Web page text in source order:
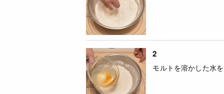
2
モルトを溶かした水